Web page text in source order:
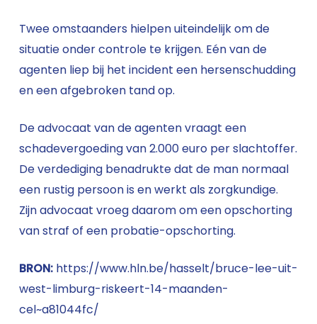
Twee omstaanders hielpen uiteindelijk om de
situatie onder controle te krijgen. Eén van de
agenten liep bij het incident een hersenschudding
en een afgebroken tand op.
De advocaat van de agenten vraagt een
schadevergoeding van 2.000 euro per slachtoffer.
De verdediging benadrukte dat de man normaal
een rustig persoon is en werkt als zorgkundige.
Zijn advocaat vroeg daarom om een opschorting
van straf of een probatie-opschorting.
BRON: https://www.hln.be/hasselt/bruce-lee-uit-
west-limburg-riskeert-14-maanden-
cel~a81044fc/